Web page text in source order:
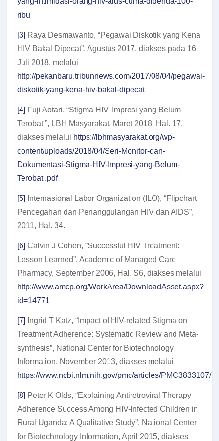
ribu
[3] Raya Desmawanto, “Pegawai Diskotik yang Kena
HIV Bakal Dipecat”, Agustus 2017, diakses pada 16
Juli 2018, melalui
http://pekanbaru.tribunnews.com/2017/08/04/pegawai-
diskotik-yang-kena-hiv-bakal-dipecat
[4] Fuji Aotari, “Stigma HIV: Impresi yang Belum
Terobati”, LBH Masyarakat, Maret 2018, Hal. 17,
diakses melalui https://lbhmasyarakat.org/wp-
content/uploads/2018/04/Seri-Monitor-dan-
Dokumentasi-Stigma-HIV-Impresi-yang-Belum-
Terobati.pdf
[5]
Internasional Labor Organization (ILO), “Flipchart
Pencegahan dan Penanggulangan HIV dan AIDS”,
2011, Hal. 34.
[6] Calvin J Cohen, “Successful HIV Treatment:
Lesson Learned”, Academic of Managed Care
Pharmacy, September 2006, Hal. S6, diakses melalui
http://www.amcp.org/WorkArea/DownloadAsset.aspx?
id=14771
[7]
Ingrid T Katz, “Impact of HIV-related Stigma on
Treatment Adherence: Systematic Review and Meta-
synthesis”, National Center for Biotechnology
Information, November 2013, diakses melalui
https://www.ncbi.nlm.nih.gov/pmc/articles/PMC3833107/
[8] Peter K Olds, “Explaining Antiretroviral Therapy
Adherence Success Among HIV-Infected Children in
Rural Uganda: A Qualitative Study”, National Center
for Biotechnology Information, April 2015, diakses